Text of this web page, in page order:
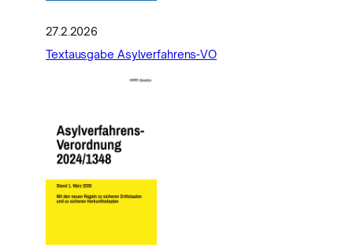
27.2.2026
Textausgabe Asylverfahrens-VO